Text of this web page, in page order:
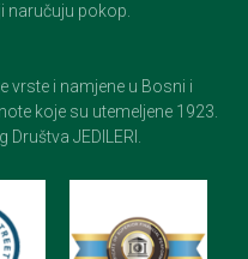
naručuju pokop.
vrste i namjene u Bosni i
koje su utemeljene 1923.
JEDILERI.